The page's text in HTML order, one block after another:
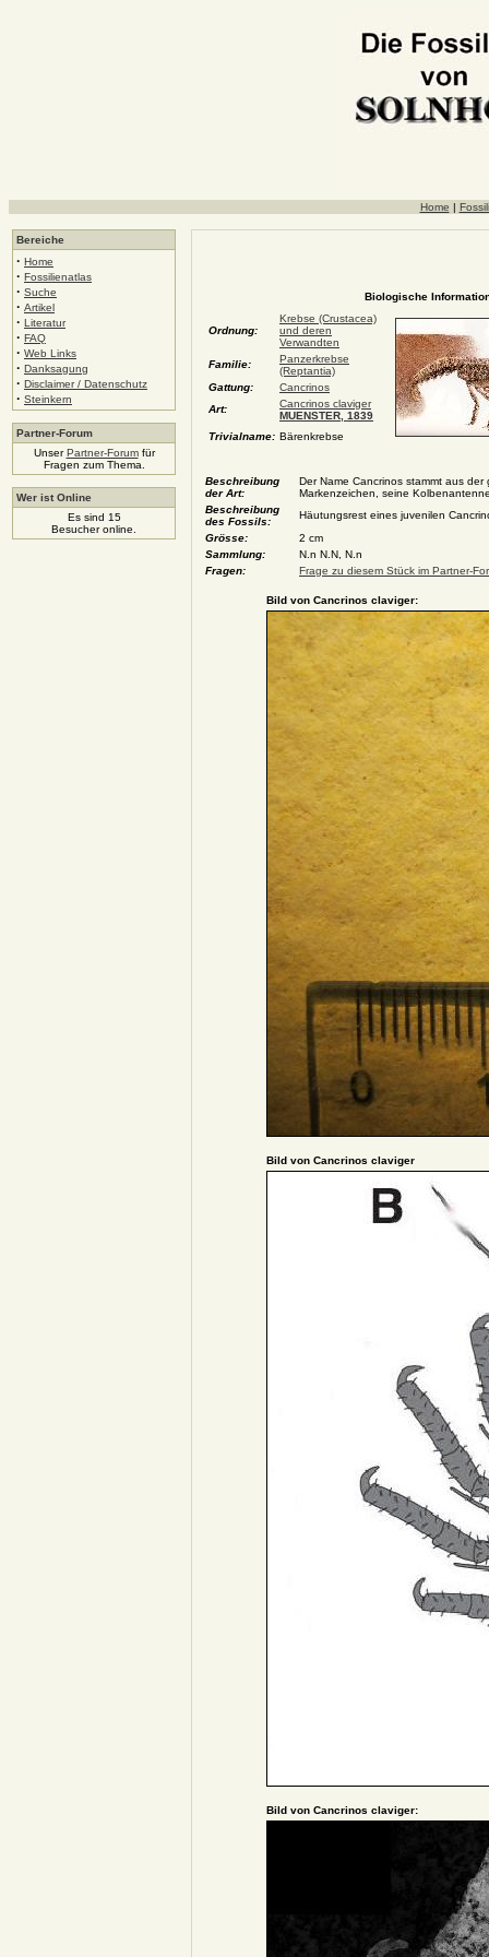
Home |
Bereiche
· Home
· Fossilienatlas
· Suche
· Artikel
· Literatur
· FAQ
· Web Links
· Danksagung
· Disclaimer / Datenschutz
· Steinkern
Partner-Forum
UnserPartner-Forumfür
Fragen zum Thema.
Wer ist Online
Es sind 15
Besucher online.
Biologische
Ordnung:
Krebse (Crustacea)
und deren
Verwandten
Familie:
Panzerkrebse
(Reptantia)
Gattung:
Cancrinos
Art:
Cancrinos claviger
MUENSTER, 1839
Trivialname: Bärenkrebse
Beschreibung
der Art:
Der Name Cancrinos stammt aus
Markenzeichen, seine
Beschreibung
des Fossils:
Häutungsrest eines juvenilen
Grösse:
2 cm
Sammlung:
N.n N.N, N.n
Fragen:
Frage zu diesem Stück im Partner-
Bild von Cancrinos claviger:
Bild von Cancrinos claviger
Bild von Cancrinos claviger: